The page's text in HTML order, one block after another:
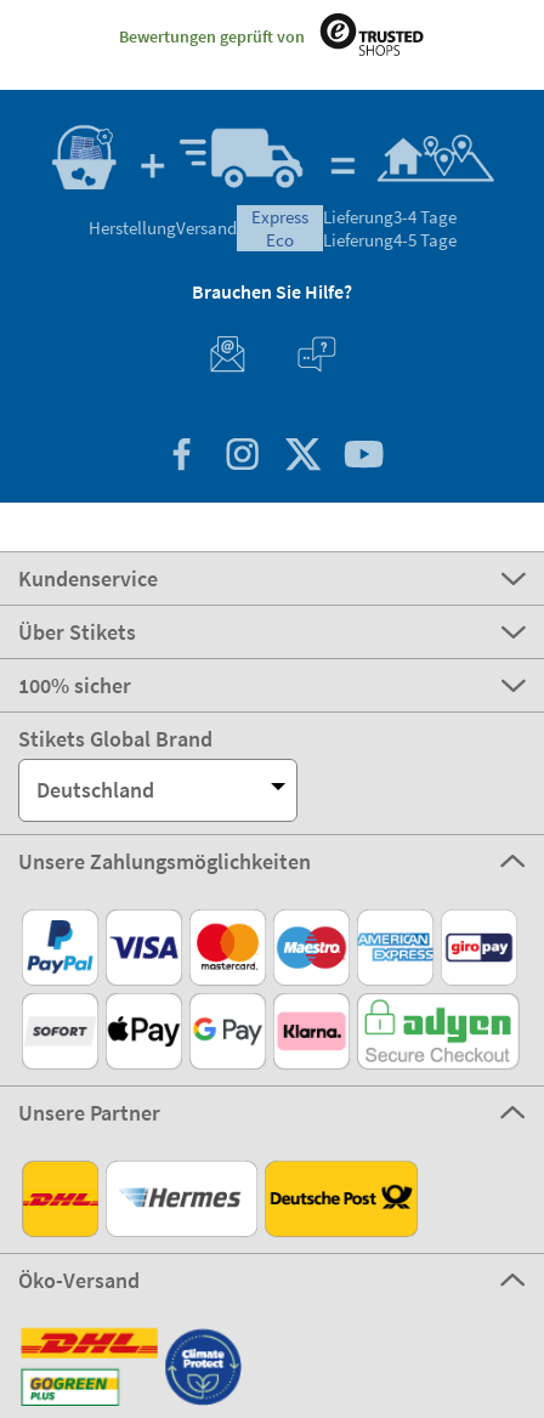
Bewertungen geprüft von
HerstellungVersand
express
eco
Lieferung3-4 Tage
Lieferung4-5 Tage
Brauchen Sie Hilfe?
Kundenservice
Über Stikets
100% sicher
Stikets Global Brand
Deutschland
Unsere Zahlungsmöglichkeiten
Unsere Partner
Öko-Versand